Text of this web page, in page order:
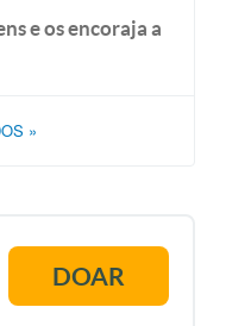
e os encoraja a
»
DOAR